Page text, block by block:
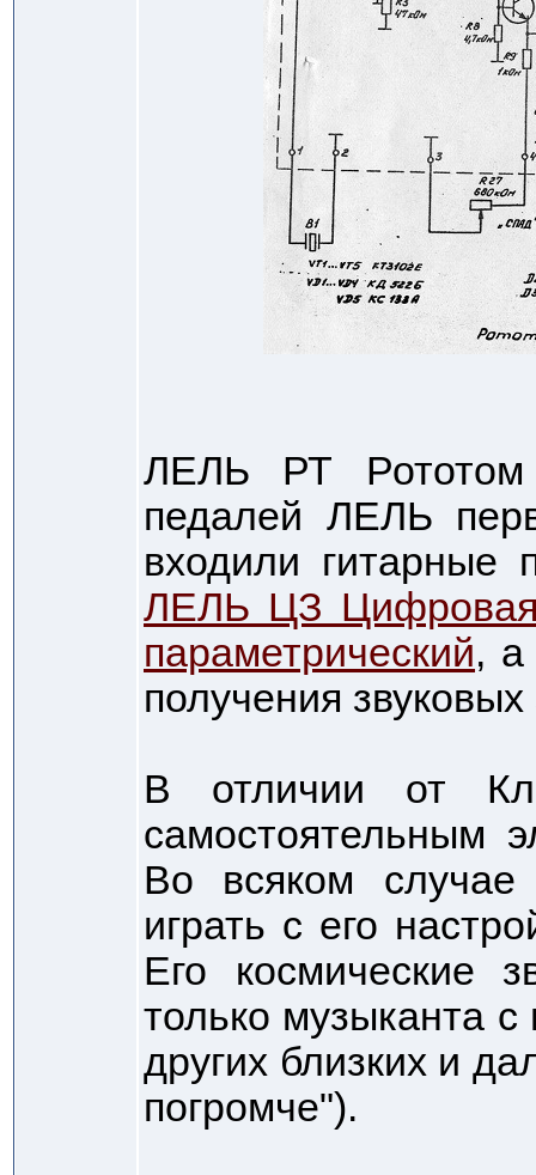
ЛЕЛЬ РТ Рототом
педалей ЛЕЛЬ
входили гитарные
ЛЕЛЬ ЦЗ Цифровая
параметрический, а
получения
В отличии от
самостоятельным
Во всяком случае
играть с его
Его космические
только музыканта
других близких и
погромче").